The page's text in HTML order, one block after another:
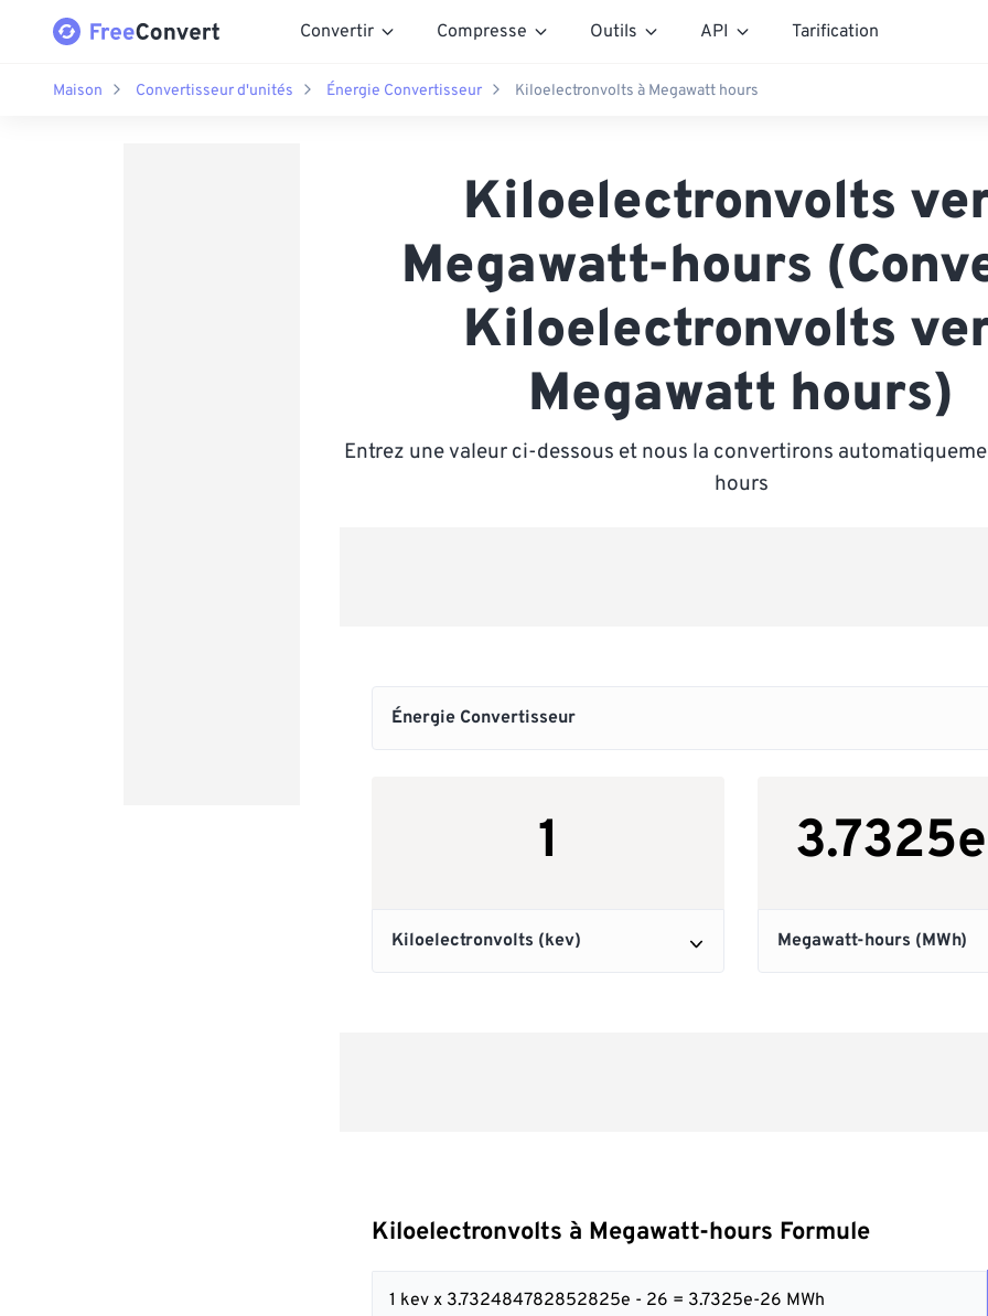
Convertir Compresse Outils API Tarification
Maison Convertisseur d'unités Énergie Convertisseur Kiloelectronvolts à Megawatt hours
Kiloelectronvolts
Megawatt-hours
Kiloelectronvolts
Megawatt hours)
Entrez une valeur ci-dessous et nous la convertirons
hours
Kiloelectronvolts à Megawatt-hours Formule
1 kev x 3.732484782852825e - 26 = 3.7325e-26 MWh